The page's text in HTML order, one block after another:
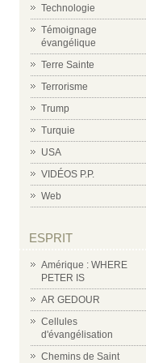
Technologie
Témoignage
évangélique
Terre Sainte
Terrorisme
Trump
Turquie
USA
VIDÉOS P.P.
Web
ESPRIT
Amérique : WHERE
PETER IS
AR GEDOUR
Cellules
d'évangélisation
Chemins de Saint